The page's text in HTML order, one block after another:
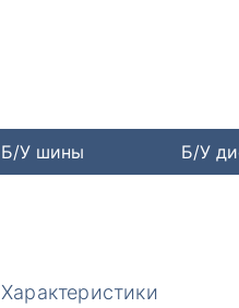
Б/У шины Б/У
Характеристики